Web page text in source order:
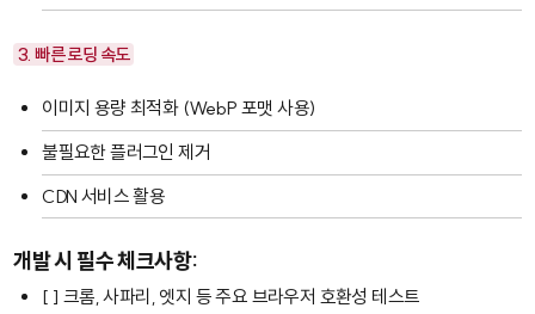
3. 빠른 로딩 속도
이미지 용량 최적화 (WebP 포맷 사용)
불필요한 플러그인 제거
CDN 서비스 활용
개발 시 필수 체크사항:
[ ] 크롬, 사파리, 엣지 등 주요 브라우저 호환성 테스트